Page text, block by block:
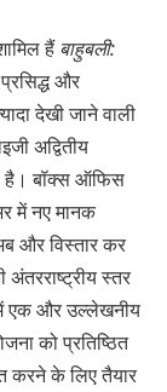
हैंबाहुबली:
और
देखी जाने वाली
अद्वितीय
है। बॉक्स ऑफिस
में नए मानक
और विस्तार कर
स्तर
में एक और उल्लेखनीय
को प्रतिष्ठित
करने के लिए तैयार